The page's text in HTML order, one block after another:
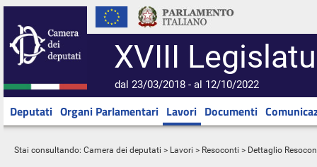
XVIII
dal 23/03/2018 - al 12/10/2022
Deputati Organi Parlamentari Lavori Documenti
Stai consultando: Camera dei deputati > Lavori > Resoconti > Dettaglio